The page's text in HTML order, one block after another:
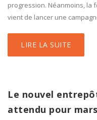
progression. Néanmoins, la
vient de lancer une
LIRE LA SUITE
Le nouvel
attendu pour mars